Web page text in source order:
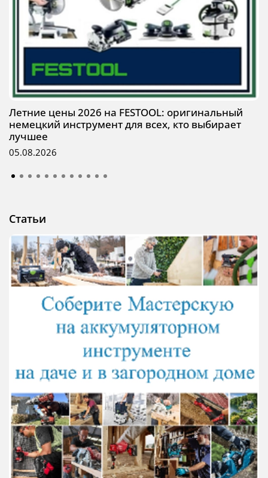
Летние цены 2026 на FESTOOL: оригинальный
немецкий инструмент для всех, кто выбирает
лучшее
05.08.2026
Статьи